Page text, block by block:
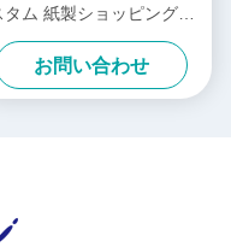
タム 紙製ショッピングバ
グ INSスタイル 誕生日ギ
フトバッグ
お問い合わせ